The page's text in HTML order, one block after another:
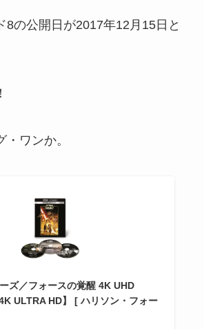
8の公開日が2017年12月15日と
ワンか。
ズ／フォースの覚醒 4K UHD
ULTRA HD】 [ ハリソン・フォー